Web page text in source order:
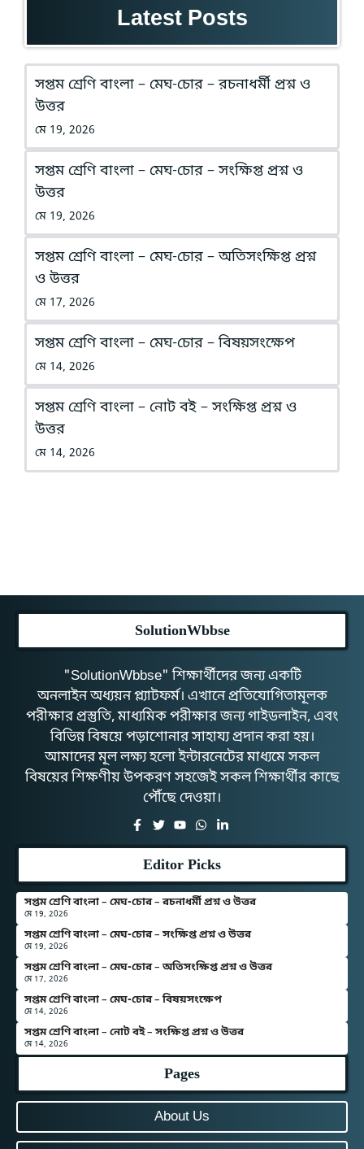
Latest Posts
সপ্তম শ্রেণি বাংলা – মেঘ-চোর – রচনাধর্মী প্রশ্ন ও
উত্তর
মে 19, 2026
সপ্তম শ্রেণি বাংলা – মেঘ-চোর – সংক্ষিপ্ত প্রশ্ন ও
উত্তর
মে 19, 2026
সপ্তম শ্রেণি বাংলা – মেঘ-চোর – অতিসংক্ষিপ্ত প্রশ্ন
ও উত্তর
মে 17, 2026
সপ্তম শ্রেণি বাংলা – মেঘ-চোর – বিষয়সংক্ষেপ
মে 14, 2026
সপ্তম শ্রেণি বাংলা – নোট বই – সংক্ষিপ্ত প্রশ্ন ও
উত্তর
মে 14, 2026
SolutionWbbse
"SolutionWbbse" শিক্ষার্থীদের জন্য একটি
অনলাইন অধ্যয়ন প্ল্যাটফর্ম। এখানে প্রতিযোগিতামূলক
পরীক্ষার প্রস্তুতি, মাধ্যমিক পরীক্ষার জন্য গাইডলাইন, এবং
বিভিন্ন বিষয়ে পড়াশোনার সাহায্য প্রদান করা হয়।
আমাদের মূল লক্ষ্য হলো ইন্টারনেটের মাধ্যমে সকল
বিষয়ের শিক্ষণীয় উপকরণ সহজেই সকল শিক্ষার্থীর কাছে
পৌঁছে দেওয়া।
Editor Picks
সপ্তম শ্রেণি বাংলা – মেঘ-চোর – রচনাধর্মী প্রশ্ন ও উত্তর
মে 19, 2026
সপ্তম শ্রেণি বাংলা – মেঘ-চোর – সংক্ষিপ্ত প্রশ্ন ও উত্তর
মে 19, 2026
সপ্তম শ্রেণি বাংলা – মেঘ-চোর – অতিসংক্ষিপ্ত প্রশ্ন ও উত্তর
মে 17, 2026
সপ্তম শ্রেণি বাংলা – মেঘ-চোর – বিষয়সংক্ষেপ
মে 14, 2026
সপ্তম শ্রেণি বাংলা – নোট বই – সংক্ষিপ্ত প্রশ্ন ও উত্তর
মে 14, 2026
Pages
About Us